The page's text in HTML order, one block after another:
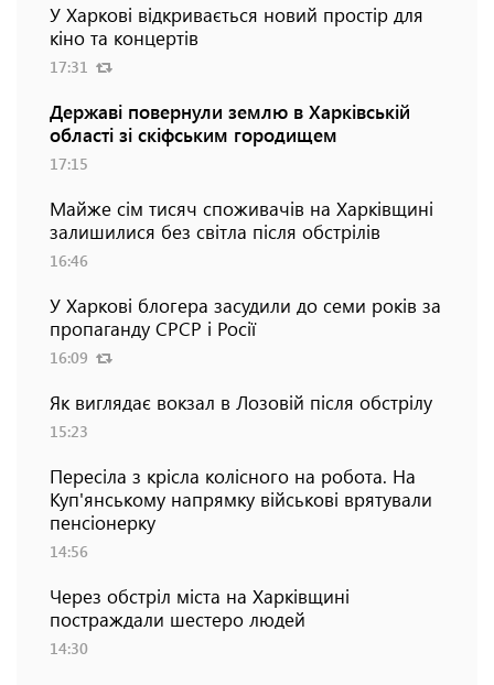
У Харкові відкривається новий простір для
кіно та концертів
17:31
Державі повернули землю в Харківській
області зі скіфським городищем
17:15
Майже сім тисяч споживачів на Харківщині
залишилися без світла після обстрілів
16:46
У Харкові блогера засудили до семи років за
пропаганду СРСР і Росії
16:09
Як виглядає вокзал в Лозовій після обстрілу
15:23
Пересіла з крісла колісного на робота. На
Куп'янському напрямку військові врятували
пенсіонерку
14:56
Через обстріл міста на Харківщині
постраждали шестеро людей
14:30